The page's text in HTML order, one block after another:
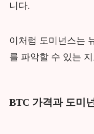
니다.
이처럼 도미넌스는
를 파악할 수 있는
BTC 가격과 도미